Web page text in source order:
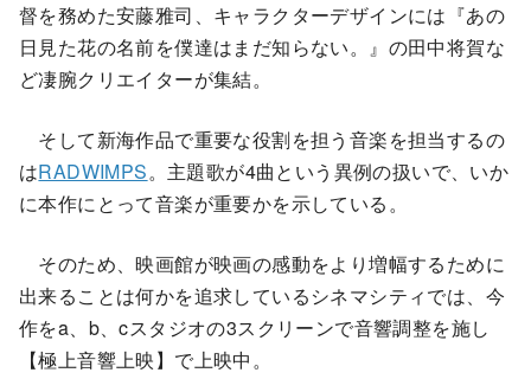
督を務めた安藤雅司、キャラクターデザインには『あの
日見た花の名前を僕達はまだ知らない。』の田中将賀な
ど凄腕クリエイターが集結。
そして新海作品で重要な役割を担う音楽を担当するの
はRADWIMPS。主題歌が4曲という異例の扱いで、いか
に本作にとって音楽が重要かを示している。
そのため、映画館が映画の感動をより増幅するために
出来ることは何かを追求しているシネマシティでは、今
作をa、b、cスタジオの3スクリーンで音響調整を施し
【極上音響上映】で上映中。